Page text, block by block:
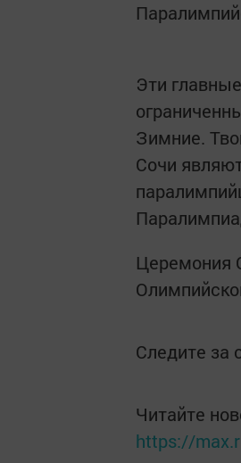
Эти
Зимние.
Сочи
Церемония
Следите
Читайте
https://